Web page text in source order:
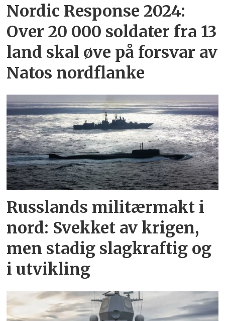
Nordic Response 2024:
Over 20 000 soldater fra 13
land skal øve på forsvar av
Natos nordflanke
Russlands militærmakt i
nord: Svekket av krigen,
men stadig slagkraftig og
i utvikling